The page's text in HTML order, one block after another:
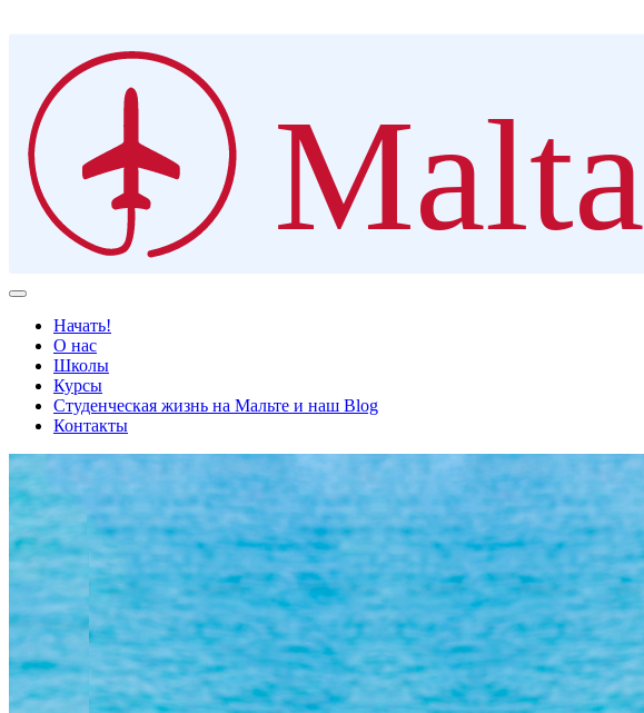
Malta
Начать!
О нас
Школы
Курсы
Студенческая жизнь на Мальте и наш Blog
Контакты